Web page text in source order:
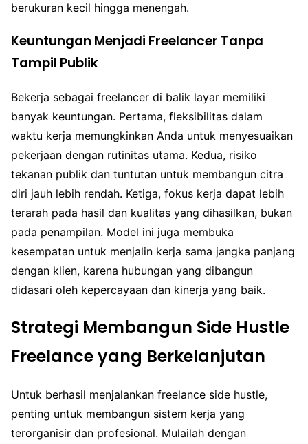
berukuran kecil hingga menengah.
Keuntungan Menjadi Freelancer Tanpa
Tampil Publik
Bekerja sebagai freelancer di balik layar memiliki
banyak keuntungan. Pertama, fleksibilitas dalam
waktu kerja memungkinkan Anda untuk menyesuaikan
pekerjaan dengan rutinitas utama. Kedua, risiko
tekanan publik dan tuntutan untuk membangun citra
diri jauh lebih rendah. Ketiga, fokus kerja dapat lebih
terarah pada hasil dan kualitas yang dihasilkan, bukan
pada penampilan. Model ini juga membuka
kesempatan untuk menjalin kerja sama jangka panjang
dengan klien, karena hubungan yang dibangun
didasari oleh kepercayaan dan kinerja yang baik.
Strategi Membangun Side Hustle
Freelance yang Berkelanjutan
Untuk berhasil menjalankan freelance side hustle,
penting untuk membangun sistem kerja yang
terorganisir dan profesional. Mulailah dengan